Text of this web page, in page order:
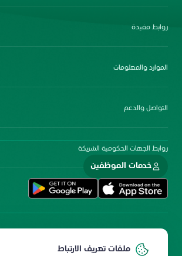
ملفات تعريف الارتباط
روابط مفيدة
الموارد والمعلومات
التواصل والدعم
روابط الجهات الحكومية الشريكة
خدمات الموظفين